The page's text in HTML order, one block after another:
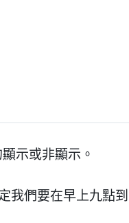
示或非顯示。
我們要在早上九點